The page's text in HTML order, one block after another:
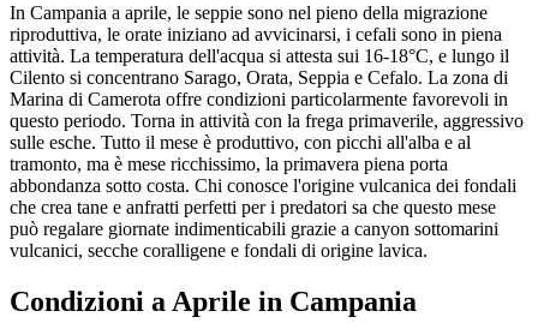
In Campania a aprile, le seppie sono nel pieno della migrazione
riproduttiva, le orate iniziano ad avvicinarsi, i cefali sono in piena
attività. La temperatura dell'acqua si attesta sui 16-18°C, e lungo il
Cilento si concentrano Sarago, Orata, Seppia e Cefalo. La zona di
Marina di Camerota offre condizioni particolarmente favorevoli in
questo periodo. Torna in attività con la frega primaverile, aggressivo
sulle esche. Tutto il mese è produttivo, con picchi all'alba e al
tramonto, ma è mese ricchissimo, la primavera piena porta
abbondanza sotto costa. Chi conosce l'origine vulcanica dei fondali
che crea tane e anfratti perfetti per i predatori sa che questo mese
può regalare giornate indimenticabili grazie a canyon sottomarini
vulcanici, secche coralligene e fondali di origine lavica.
Condizioni a Aprile in Campania